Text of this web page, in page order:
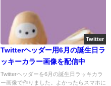
Twitter
Twitterヘッダー用6月の誕生日ラ
ッキーカラー画像を配信中
Twitterヘッダーを6月の誕生日ラッキカラ
ー画像で作りました。よかったらスマホに